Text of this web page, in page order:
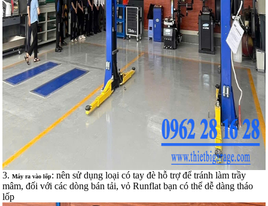
3.Máy ra vào lốp: nên sử dụng loại có tay đè hỗ trợ để tránh làm trầy
mâm, đối với các dòng bán tải, vỏ Runflat bạn có thể dễ dàng tháo
lốp